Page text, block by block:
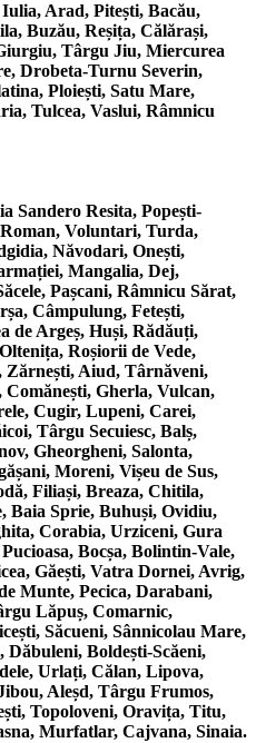
Arad, Pitești, Bacău,
Buzău, Reșița, Călărași,
Târgu Jiu, Miercurea
Drobeta-Turnu Severin,
Ploiești, Satu Mare,
Tulcea, Vaslui, Râmnicu
Sandero Resita, Popești-
Voluntari, Turda,
Năvodari, Onești,
Mangalia, Dej,
Pașcani, Râmnicu Sărat,
Câmpulung, Fetești,
de Argeș, Huși, Rădăuți,
Roșiorii de Vede,
Zărnești, Aiud, Târnăveni,
Gherla, Vulcan,
Cugir, Lupeni, Carei,
Târgu Secuiesc, Balș,
Gheorgheni, Salonta,
Moreni, Vișeu de Sus,
Filiași, Breaza, Chitila,
Baia Sprie, Buhuși, Ovidiu,
Corabia, Urziceni, Gura
Bocșa, Bolintin-Vale,
Găești, Vatra Dornei, Avrig,
Munte, Pecica, Darabani,
Lăpuș, Comarnic,
Săcueni, Sânnicolau Mare,
Boldești-Scăeni,
Urlați, Călan, Lipova,
Aleșd, Târgu Frumos,
Topoloveni, Oravița, Titu,
Murfatlar, Cajvana, Sinaia.